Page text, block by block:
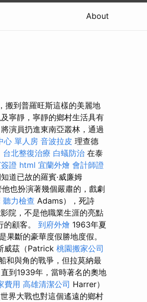
About
搬到普羅旺斯這樣的美麗地
寧靜，寧靜的鄉村生活具有
演員扔進東南亞叢林，通過
心 單人房 音波拉皮 理查德
台北整復治療 白蟻防治 在泰
證 html 宜蘭外燴 會計師證
道已故的羅賓·威廉姆
也扮演著幾個嚴肅的，戲劇
聽力檢查 Adams），死詩
院，不是他職業生涯的亮點
顧客。 到府外燴 1963年夏
果斷的豪華度假勝地度假。
威茲（Patrick 桃園搬家公司
和與角的戰爭，但拉莫納最
到1939年，當時著名的奧地
費用 高雄清潔公司 Harrer）
界大戰也對這個遙遠的鄉村